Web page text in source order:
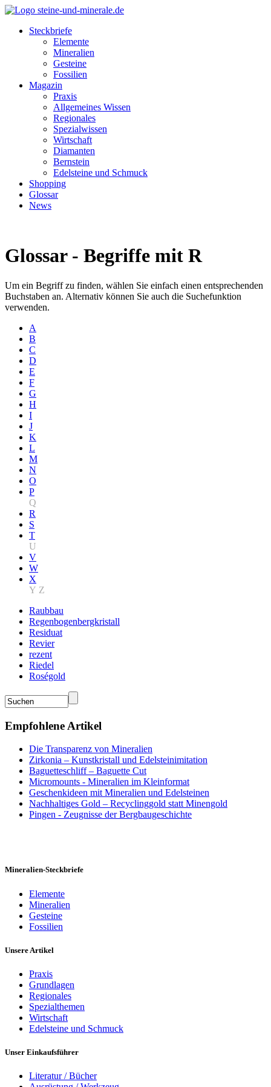
Steckbriefe
Elemente
Mineralien
Gesteine
Fossilien
Magazin
Praxis
Allgemeines Wissen
Regionales
Spezialwissen
Wirtschaft
Diamanten
Bernstein
Edelsteine und Schmuck
Shopping
Glossar
News
Glossar - Begriffe mit R
Um ein Begriff zu finden, wählen Sie einfach einen entsprechenden
Buchstaben an. Alternativ können Sie auch die Suchefunktion
verwenden.
A
B
C
D
E
F
G
H
I
J
K
L
M
N
O
P
Q
R
S
T
U
V
W
X
Y Z
Raubbau
Regenbogenbergkristall
Residuat
Revier
rezent
Riedel
Roségold
Empfohlene Artikel
Die Transparenz von Mineralien
Zirkonia – Kunstkristall und Edelsteinimitation
Baguetteschliff – Baguette Cut
Micromounts - Mineralien im Kleinformat
Geschenkideen mit Mineralien und Edelsteinen
Nachhaltiges Gold – Recyclinggold statt Minengold
Pingen - Zeugnisse der Bergbaugeschichte
Mineralien-Steckbriefe
Elemente
Mineralien
Gesteine
Fossilien
Unsere Artikel
Praxis
Grundlagen
Regionales
Spezialthemen
Wirtschaft
Edelsteine und Schmuck
Unser Einkaufsführer
Literatur / Bücher